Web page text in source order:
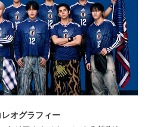
オグラフィー